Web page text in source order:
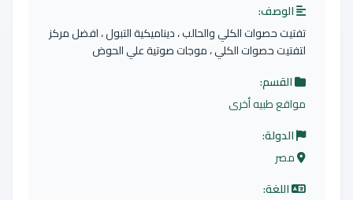
الوصف:
تفتيت حصوات الكلي والحالب ، ديناميكية التبول ، افضل مركز
لتفتيت حصوات الكلي ، موجات صوتية علي الحوض
القسم:
مواقع طبيه أخرى
الدولة:
مصر
اللغة: